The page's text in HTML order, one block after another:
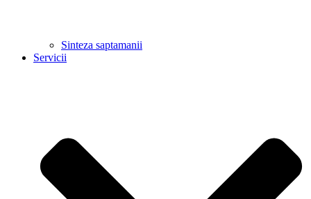
Sinteza saptamanii
Servicii